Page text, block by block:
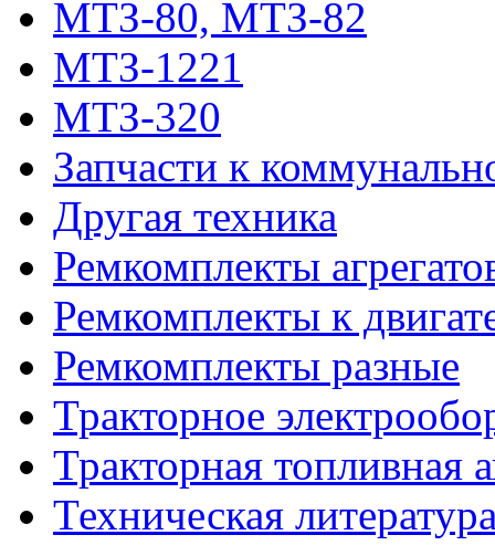
МТЗ-80, МТЗ-82
МТЗ-1221
МТЗ-320
Запчасти к
Другая техника
Ремкомплекты
Ремкомплекты к
Ремкомплекты разные
Тракторное
Тракторная топливная
Техническая